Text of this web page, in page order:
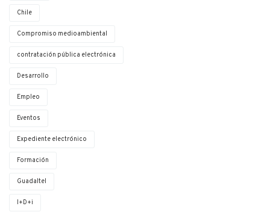
Chile
Compromiso medioambiental
contratación pública electrónica
Desarrollo
Empleo
Eventos
Expediente electrónico
Formación
Guadaltel
I+D+i